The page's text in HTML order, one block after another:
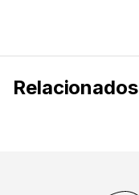
Relacionados